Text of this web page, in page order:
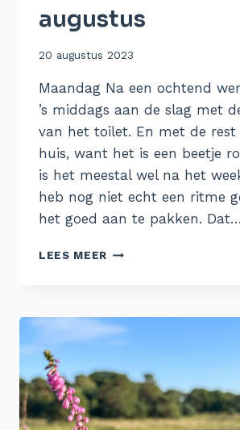
augustus
Door
20 augustus 2023
Maandag Na een ochtend
’s middags aan de slag met
van het toilet. En met de
huis, want het is een beetje
is het meestal wel na het
heb nog niet echt een ritme
het goed aan te pakken. Dat…
LEES MEER DE
AUGUSTUS